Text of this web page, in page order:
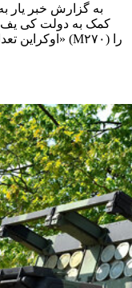
به گزارش خبر یار
کمک به دولت کی یف